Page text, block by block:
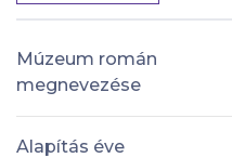
Múzeum román
megnevezése
Alapítás éve